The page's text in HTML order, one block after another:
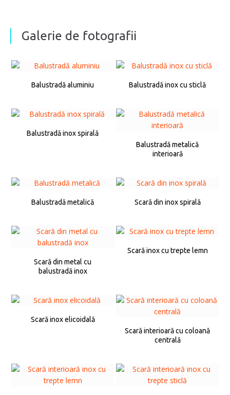
Galerie de fotografii
Balustradă aluminiu Balustradă inox cu sticlă
Balustradă inox spirală
Balustradă metalică
interioară
Balustradă metalică Scară din inox spirală
Scară din metal cu
balustradă inox
Scară inox cu trepte lemn
Scară inox elicoidală
Scară interioară cu coloană
centrală